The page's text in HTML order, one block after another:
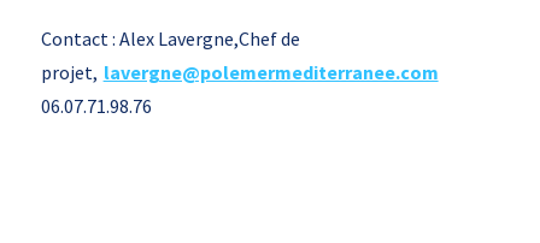
Contact : Alex Lavergne,Chef de
projet, lavergne@polemermediterranee.com
06.07.71.98.76